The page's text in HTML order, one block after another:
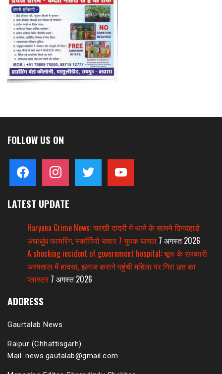
FOLLOW US ON
facebook instagram twitter
LATEST UPDATE
Haryana Crime News: चरखी दादरी में थाने के सामने दिनदहाड़े
अंधाधुंध फायरिंग, स्कॉर्पियो सवार 7 युवक घायल 7 अगस्त 2026
A shocking incident of government hospital: चूरू के सरकारी
अस्पताल में हादसा, इलाज कराने पहुंची महिला पर गिरा छत का
प्लास्टर 7 अगस्त 2026
ADDRESS
Gaurtalab News
Raipur (Chhattisgarh).
Mail: news.gautalab@gmail.com